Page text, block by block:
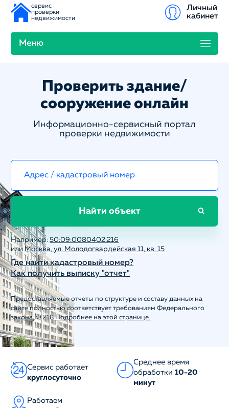
сервис
проверки
недвижимости
Меню
Личный
кабинет
Проверить здание/
сооружение онлайн
Информационно-сервисный портал
проверки недвижимости
Найти объект
Например:50:09:0080402:216
илиМосква, ул. Молодогвардейская 11, кв. 15
Где найти кадастровый номер?
Как получить выписку "отчет"
Предоставляемые отчеты по структуре и составу данных на
сайте полностью соответствует требованиям Федерального
закона № 218Подробнее на этой странице.
Сервис работает
круглосуточно
Среднее время
обработки 10-20
минут
Работаем